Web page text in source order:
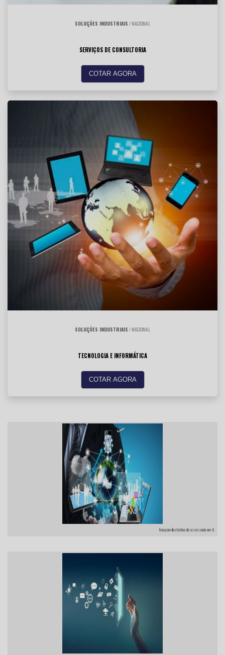
SOLUÇÕES INDUSTRIAIS / NACIONAL
SERVIÇOS DE CONSULTORIA
COTAR AGORA
SOLUÇÕES INDUSTRIAIS / NACIONAL
TECNOLOGIA E INFORMÁTICA
COTAR AGORA
Imagem ilustrativa de assessoria em ti